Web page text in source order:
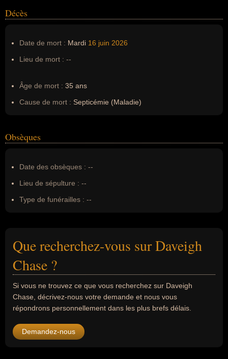
Décès
Date de mort : Mardi 16 juin 2026
Lieu de mort : --
Âge de mort : 35 ans
Cause de mort : Septicémie (Maladie)
Obsèques
Date des obsèques : --
Lieu de sépulture : --
Type de funérailles : --
Que recherchez-vous sur Daveigh
Chase ?
Si vous ne trouvez ce que vous recherchez sur Daveigh
Chase, décrivez-nous votre demande et nous vous
répondrons personnellement dans les plus brefs délais.
Demandez-nous